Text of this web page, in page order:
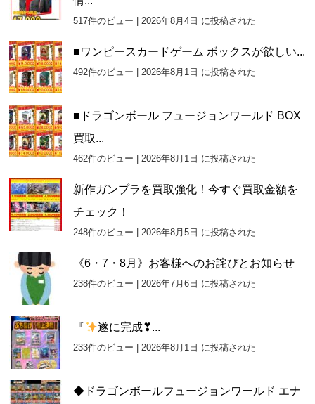
517件のビュー |2026年8月4日 に投稿された
■ワンピースカードゲーム ボックスが欲しい...
492件のビュー |2026年8月1日 に投稿された
■ドラゴンボール フュージョンワールド BOX
買取...
462件のビュー |2026年8月1日 に投稿された
新作ガンプラを買取強化！今すぐ買取金額を
チェック！
248件のビュー |2026年8月5日 に投稿された
《6・7・8月》お客様へのお詫びとお知らせ
238件のビュー |2026年7月6日 に投稿された
『 遂に完成❣...
233件のビュー |2026年8月1日 に投稿された
◆ドラゴンボールフュージョンワールド エナ